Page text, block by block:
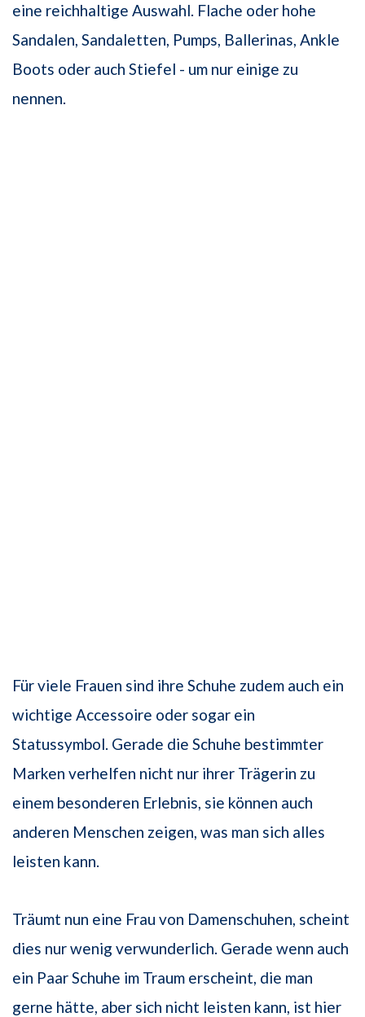
eine reichhaltige Auswahl. Flache oder hohe
Sandalen, Sandaletten, Pumps, Ballerinas, Ankle
Boots oder auch Stiefel - um nur einige zu
nennen.
Für viele Frauen sind ihre Schuhe zudem auch ein
wichtige Accessoire oder sogar ein
Statussymbol. Gerade die Schuhe bestimmter
Marken verhelfen nicht nur ihrer Trägerin zu
einem besonderen Erlebnis, sie können auch
anderen Menschen zeigen, was man sich alles
leisten kann.
Träumt nun eine Frau von Damenschuhen, scheint
dies nur wenig verwunderlich. Gerade wenn auch
ein Paar Schuhe im Traum erscheint, die man
gerne hätte, aber sich nicht leisten kann, ist hier